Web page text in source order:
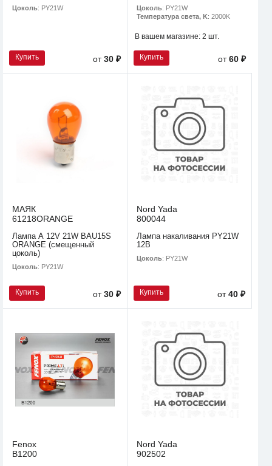
Цоколь: PY21W
Купить от30 ₽
Цоколь: PY21W
Температура света, K: 2000K
В вашем магазине: 2 шт.
Купить от60 ₽
МАЯК
61218ORANGE
Лампа А 12V 21W BAU15S
ORANGE (смещенный
цоколь)
Цоколь: PY21W
Купить от30 ₽
Nord Yada
800044
Лампа накаливания PY21W
12В
Цоколь: PY21W
Купить от40 ₽
Fenox
B1200
Nord Yada
902502